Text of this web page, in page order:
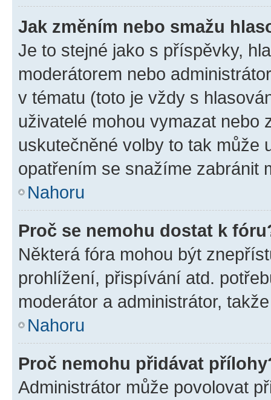
Jak změním nebo smažu
Je to stejné jako s příspěvky,
moderátorem nebo
v tématu (toto je vždy s
uživatelé mohou vymazat nebo
uskutečněné volby to tak může
opatřením se snažíme zabránit
Nahoru
Proč se nemohu dostat k
Některá fóra mohou být
prohlížení, přispívání atd.
moderátor a administrátor,
Nahoru
Proč nemohu přidávat
Administrátor může povolovat